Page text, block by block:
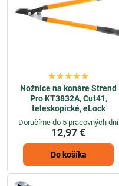
Nožnice na konáre Strend
Pro KT3832A, Cut41,
teleskopické, eLock
Doručíme do 5 pracovných dní
12,97 €
Do košíka